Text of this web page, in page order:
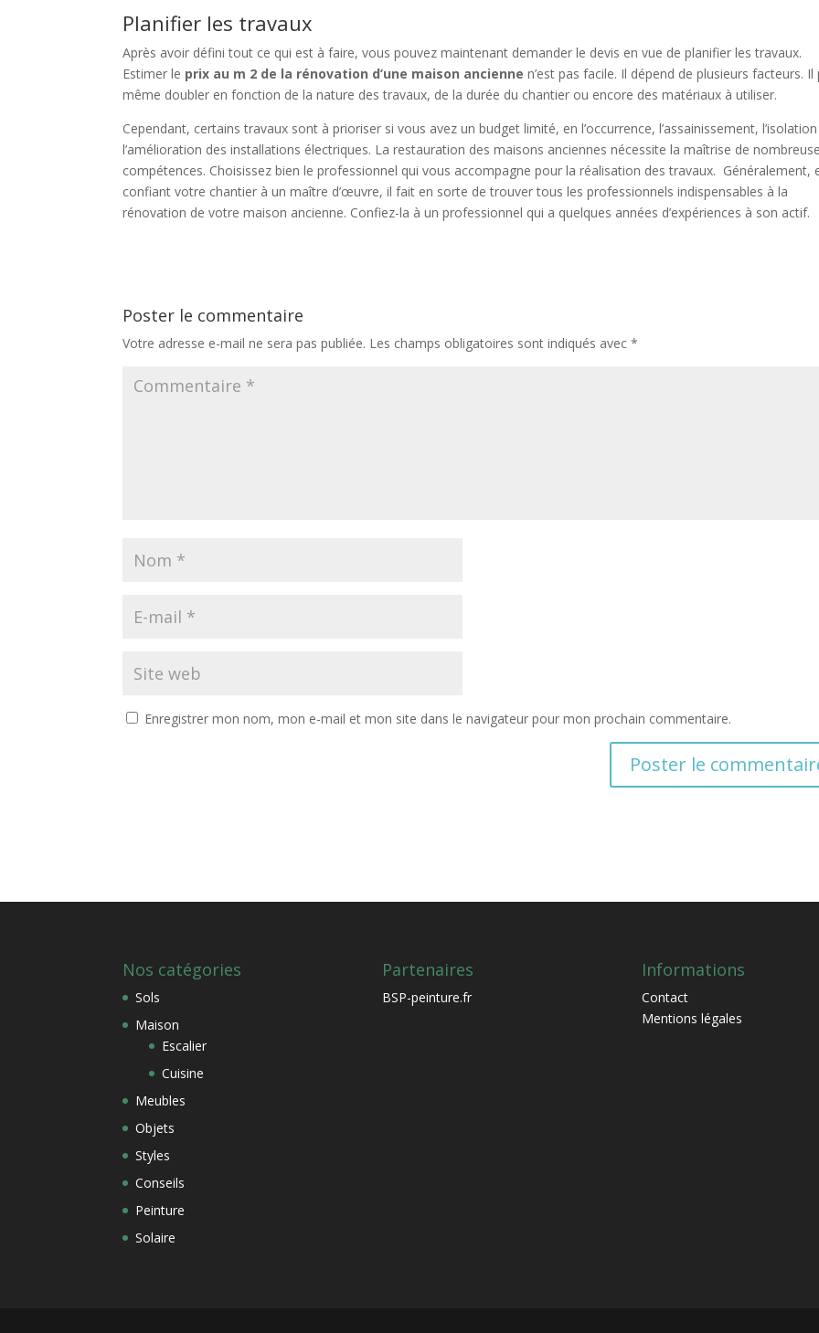
Planifier les travaux
Après avoir défini tout ce qui est à faire, vous pouvez maintenant demander le devis en vue de planifier les travaux.
Estimer le prix au m 2 de la rénovation d’une maison ancienne n’est pas facile. Il dépend de plusieurs facteurs. Il
même doubler en fonction de la nature des travaux, de la durée du chantier ou encore des matériaux à utiliser.
Cependant, certains travaux sont à prioriser si vous avez un budget limité, en l’occurrence, l’assainissement,
l’amélioration des installations électriques. La restauration des maisons anciennes nécessite la maîtrise de
compétences. Choisissez bien le professionnel qui vous accompagne pour la réalisation des travaux. Généralement,
confiant votre chantier à un maître d’œuvre, il fait en sorte de trouver tous les professionnels indispensables à la
rénovation de votre maison ancienne. Confiez-la à un professionnel qui a quelques années d’expériences à son actif.
Poster le commentaire
Votre adresse e-mail ne sera pas publiée. Les champs obligatoires sont indiqués avec*
Enregistrer mon nom, mon e-mail et mon site dans le navigateur pour mon prochain commentaire.
Nos catégories
Sols
Maison
Escalier
Cuisine
Meubles
Objets
Styles
Conseils
Peinture
Solaire
Partenaires
BSP-peinture.fr
Informations
Contact
Mentions légales